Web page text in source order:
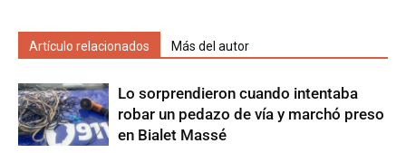
Artículo relacionados Más del autor
Lo sorprendieron cuando intentaba
robar un pedazo de vía y marchó preso
en Bialet Massé